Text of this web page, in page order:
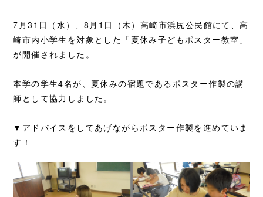
7月31日（水）、8月1日（木）高崎市浜尻公民館にて、高
崎市内小学生を対象とした「夏休み子どもポスター教室」
が開催されました。
本学の学生4名が、夏休みの宿題であるポスター作製の講
師として協力しました。
▼アドバイスをしてあげながらポスター作製を進めていま
す！